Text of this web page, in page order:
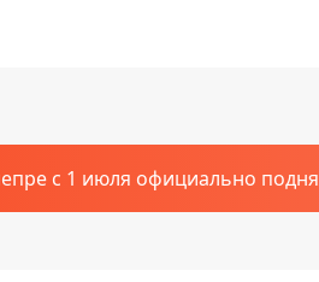
с 1 июля официально